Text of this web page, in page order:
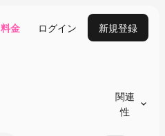
料金 ログイン 新規登録
関連
性